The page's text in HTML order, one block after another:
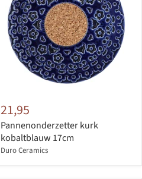
21,95
Pannenonderzetter kurk
kobaltblauw 17cm
Duro Ceramics